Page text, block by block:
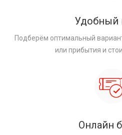
Удобный
Подберём оптимальный
или прибытия и
Онлайн